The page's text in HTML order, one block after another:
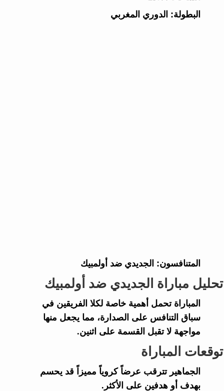
البطولة: الدوري المغربي
المتنافسون: الجديدي ضد أولمبيك
تحليل مباراة الجديدي ضد أولمبيك
المباراة تحمل أهمية خاصة لكلا الفريقين في
سباق التنافس على الصدارة، مما يجعل منها
مواجهة لا تقبل القسمة على اثنين.
توقعات المباراة
الجماهير تترقب عرضاً كروياً مميزاً قد يحسم
بهدف أو هدفين على الأكثر.